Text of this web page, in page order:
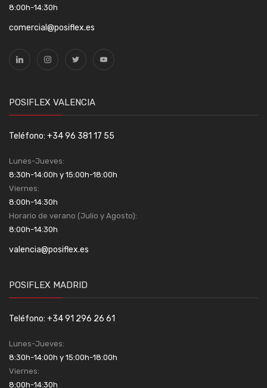
8:00h-14:30h
comercial@posiflex.es
POSIFLEX VALENCIA
Teléfono: +34 96 381 17 55
Lunes-Jueves:
8:30h-14:00h y 15:00h-18:00h
Viernes:
8:00h-14:30h
Horario de verano (Julio y Agosto):
8:00h-14:30h
valencia@posiflex.es
POSIFLEX MADRID
Teléfono: +34 91 296 26 61
Lunes-Jueves:
8:30h-14:00h y 15:00h-18:00h
Viernes:
8:00h-14:30h